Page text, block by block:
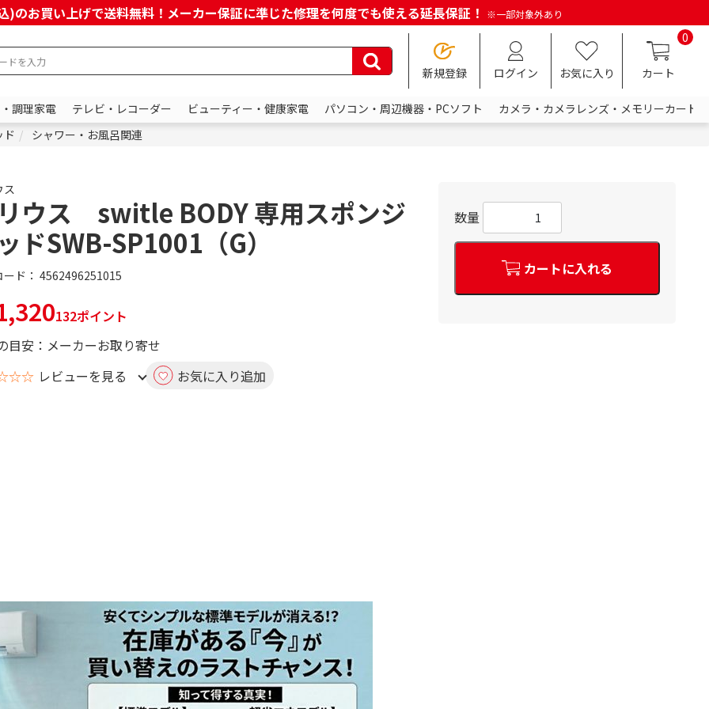
のお買い上げで送料無料！メーカー保証に準じた修理を何度でも使える延長保証！ ※一部対象外あり
新規登録 ログイン お気に入り
0
カート
調理家電 テレビ・レコーダー ビューティー・健康家電 パソコン・周辺機器・PCソフト
カメラ・カメラレンズ・メモリーカード
シャワー・お風呂関連
ス
ウス switle BODY 専用スポンジ
ドSWB-SP1001（G）
ド： 4562496251015
132ポイント
目安：メーカーお取り寄せ
レビューを見る お気に入り追加
数量
カートに入れる